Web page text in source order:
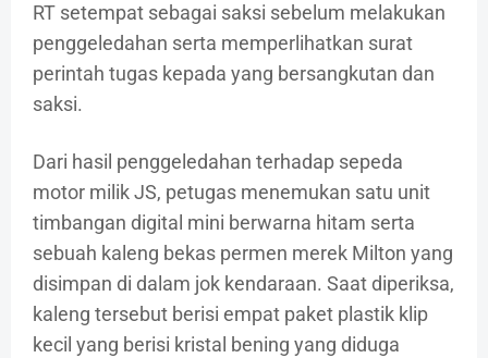
RT setempat sebagai saksi sebelum melakukan
penggeledahan serta memperlihatkan surat
perintah tugas kepada yang bersangkutan dan
saksi.
Dari hasil penggeledahan terhadap sepeda
motor milik JS, petugas menemukan satu unit
timbangan digital mini berwarna hitam serta
sebuah kaleng bekas permen merek Milton yang
disimpan di dalam jok kendaraan. Saat diperiksa,
kaleng tersebut berisi empat paket plastik klip
kecil yang berisi kristal bening yang diduga